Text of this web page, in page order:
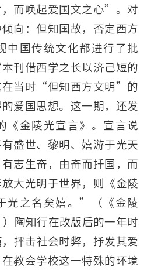
，而唤起爱国文之心”。对
向：但知国故，否定西方
中国传统文化都进行了批
刊借西学之长以济己短的
当时“但知西方文明”的
爱国思想。这一期，还发
《金陵光宣言》。宣言说
盛世、黎明、嬉游于光天
志生奋，由奋而扦国，而
大光明于世界，则《金陵
光之名矣嬉。”（《金陵
陶知行在改版后的一年时
抨击社会时弊，抒发其爱
教会学校这一特殊的环境